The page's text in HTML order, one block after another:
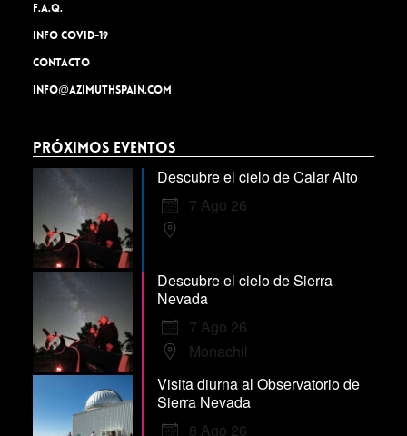
F.A.Q.
INFO COVID-19
Contacto
info@azimuthspain.com
Próximos Eventos
Descubre el cielo de Calar Alto
7 Ago 26
Descubre el cielo de Sierra
Nevada
7 Ago 26
Monachil
Visita diurna al Observatorio de
Sierra Nevada
8 Ago 26